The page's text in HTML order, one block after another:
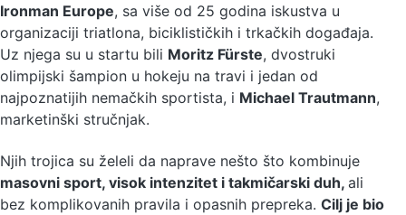
Ironman Europe, sa više od 25 godina iskustva u
organizaciji triatlona, biciklističkih i trkačkih događaja.
Uz njega su u startu bili Moritz Fürste, dvostruki
olimpijski šampion u hokeju na travi i jedan od
najpoznatijih nemačkih sportista, i Michael Trautmann,
marketinški stručnjak.
Njih trojica su želeli da naprave nešto što kombinuje
masovni sport, visok intenzitet i takmičarski duh, ali
bez komplikovanih pravila i opasnih prepreka. Cilj je bio